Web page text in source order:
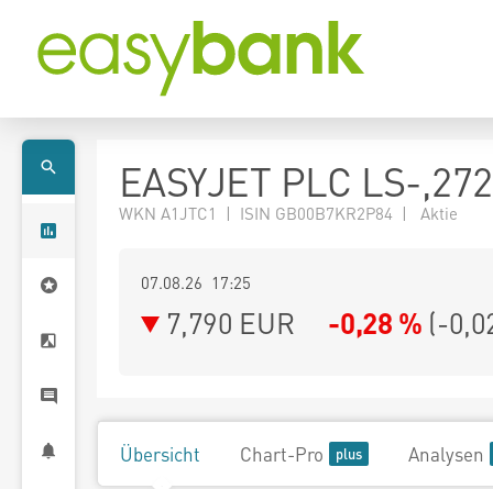
EASYJET PLC LS-
WKN A1JTC1 | ISIN GB00B7KR2P84 | Aktie
07.08.26 17:25
7,790 EUR -0,28 % (-
Übersicht Chart-Pro Analysen